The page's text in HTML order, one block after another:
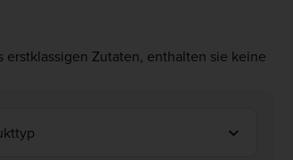
Zutaten, enthalten sie keine